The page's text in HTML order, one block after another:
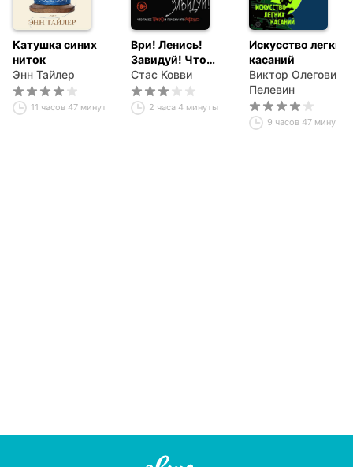
Катушка синих
ниток
Энн Тайлер
11 часов 47 минут
Ври! Ленись!
Завидуй! Что
такое плохо и
почему это
хорошо.
Антикнига для
Стас Ковви
2 часа 4 минуты
Искусство легких
касаний
Виктор Олегович
Пелевин
9 часов 47 минут